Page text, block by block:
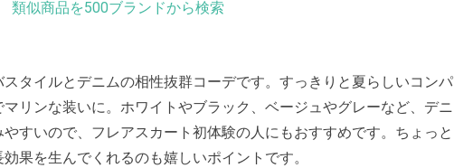
類似商品を500ブランドから検索
タイルとデニムの相性抜群コーデです。すっきりと夏らしいコンパ
リンな装いに。ホワイトやブラック、ベージュやグレーなど、デニ
すいので、フレアスカート初体験の人にもおすすめです。ちょっと
果を生んでくれるのも嬉しいポイントです。